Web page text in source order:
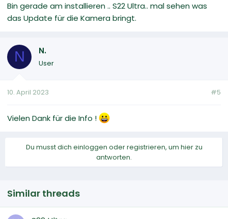
Bin gerade am installieren .. S22 Ultra.. mal sehen was
das Update für die Kamera bringt.
N N.
User
10. April 2023 #5
Vielen Dank für die Info !
Du musst dich einloggen oder registrieren, um hier zu
antworten.
Similar threads